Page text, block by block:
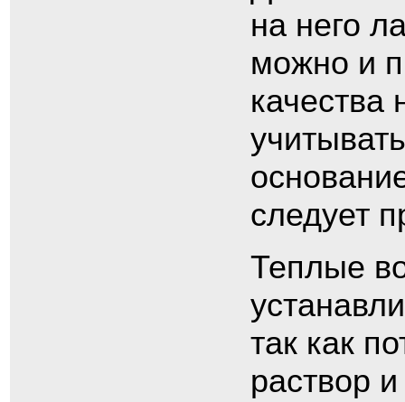
на него
можно и
качества
следует
Теплые
так как
раствор